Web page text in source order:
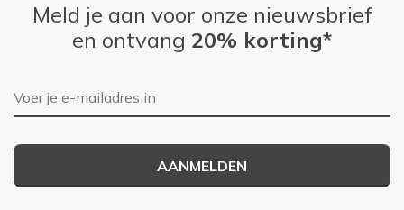
Meld je aan voor onze nieuwsbrief
en ontvang 20% korting*
E-mailadres
AANMELDEN